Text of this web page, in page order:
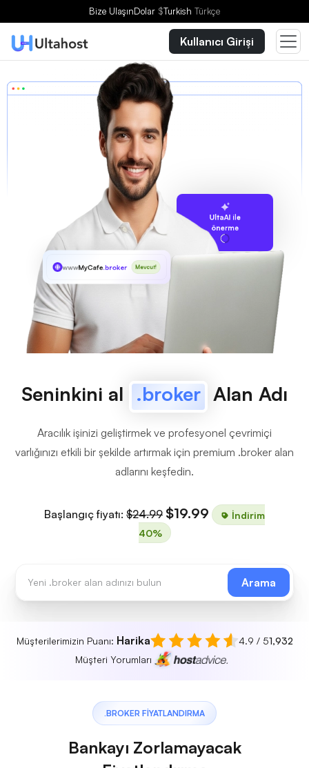
Bize UlaşınDolar $Turkish Türkçe
Kullanıcı Girişi
UltaAI ile
önerme
wwwMyCafe.broker Mevcut!
Seninkini al .broker Alan Adı
Aracılık işinizi geliştirmek ve profesyonel çevrimiçi
varlığınızı etkili bir şekilde artırmak için premium .broker alan
adlarını keşfedin.
Başlangıç fiyatı: $24.99 $19.99
İndirim
40%
Arama
Müşterilerimizin Puanı: Harika 4.9 / 51,932
Müşteri Yorumları
.BROKER FIYATLANDIRMA
Bankayı Zorlamayacak